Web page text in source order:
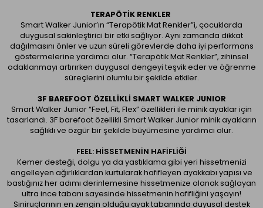
TERAPÖTIK RENKLER
Smart Walker Junior’ın “Terapötik Mat Renkler”i, çocuklarda
duygusal sakinleştirici bir etki sağlıyor. Aynı zamanda dikkat
dağılmasını önler ve uzun süreli görevlerde daha iyi performans
göstermelerine yardımcı olur. “Terapötik Mat Renkler”, zihinsel
odaklanmayı artırırken duygusal dengeyi teşvik eder ve öğrenme
süreçlerini olumlu bir şekilde etkiler.
3F BAREFOOT ÖZELLIKLI SMART WALKER JUNIOR
Smart Walker Junior “Feel, Fit, Flex” özellikleri ile minik ayaklar için
tasarlandı. 3F barefoot özellikli Smart Walker Junior minik ayakların
sağlıklı ve özgür bir şekilde büyümesine yardımcı olur.
FEEL: HİSSETMENİN HAFİFLİĞİ
Kemer desteği, dolgu ya da yastıklama gibi yeri hissetmenizi
engelleyen ağırlıklardan kurtularak hafifleyen ayakkabı yapısı ve
bastığınız her adımı derinlemesine hissetmenize olanak sağlayan
ultra ince tabanı sayesinde hissetmenin hafifliğini yaşayın!
Siniruçlarının en zengin olduğu ayak tabanında duyusal destek